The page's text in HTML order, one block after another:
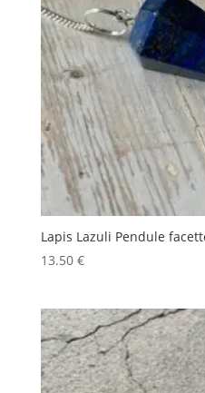
Lapis Lazuli Pendule
13.50 €